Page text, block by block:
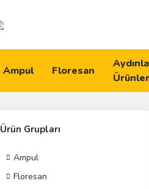
Ampul Floresan
Ürün Grupları
Ampul
Floresan